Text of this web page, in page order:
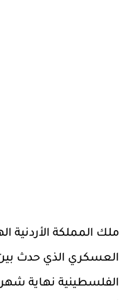
ملك المملكة الأردنية
العسكري الذي حدث
الفلسطينية نهاية